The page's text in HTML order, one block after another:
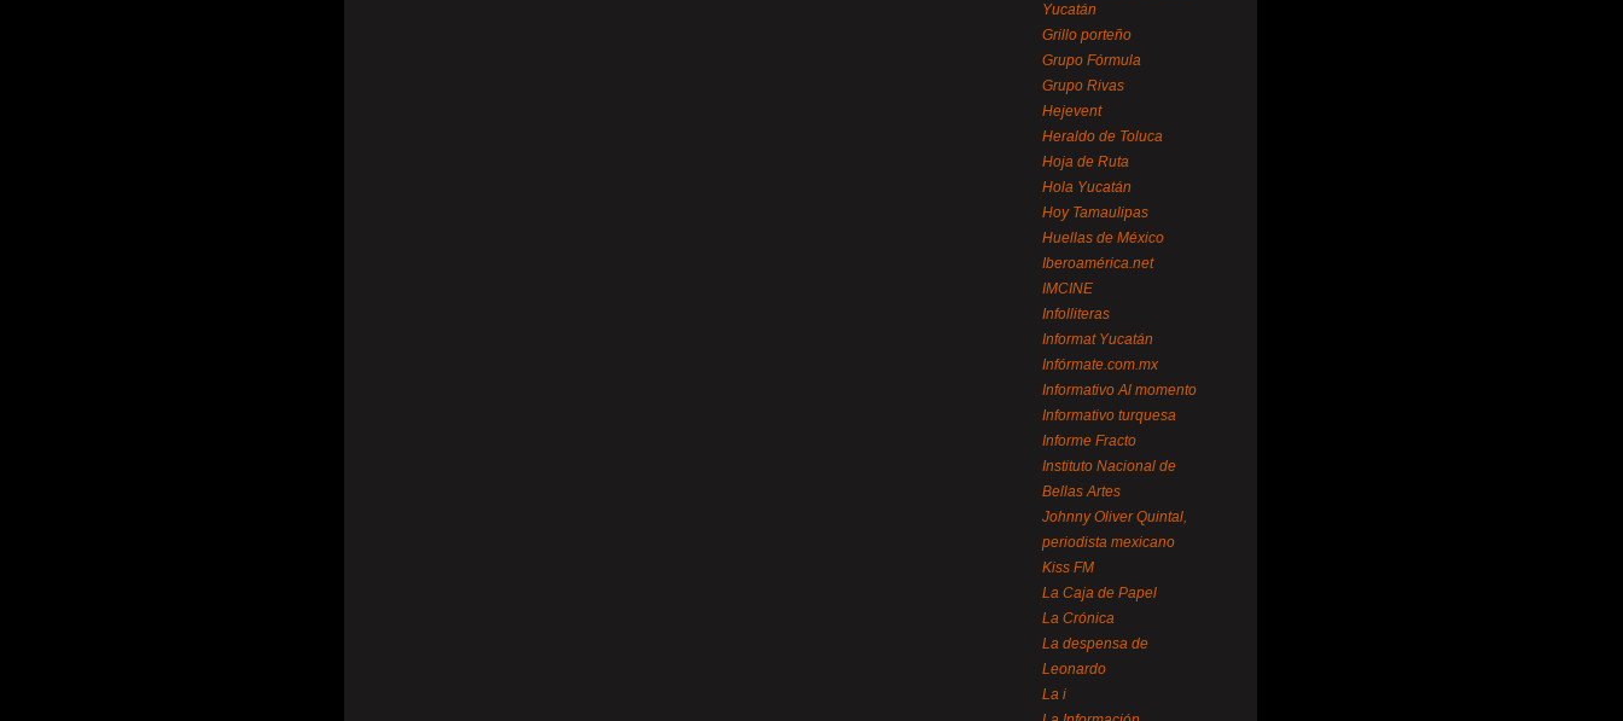
Yucatán
Grillo porteño
Grupo Fórmula
Grupo Rivas
Hejevent
Heraldo de Toluca
Hoja de Ruta
Hola Yucatán
Hoy Tamaulipas
Huellas de México
Iberoamérica.net
IMCINE
Infolliteras
Informat Yucatán
Infórmate.com.mx
Informativo Al momento
Informativo turquesa
Informe Fracto
Instituto Nacional de
Bellas Artes
Johnny Oliver Quintal,
periodista mexicano
Kiss FM
La Caja de Papel
La Crónica
La despensa de
Leonardo
La i